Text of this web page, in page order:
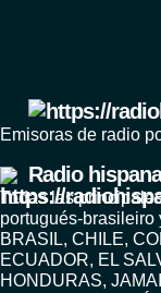
Emisoras de radio
Radio hispana
Todas las
portugués-brasileiro
BRASIL, CHILE,
ECUADOR, EL
HONDURAS,